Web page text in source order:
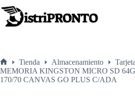
al
contenido
Inicio
Tienda Almacenamiento
MEMORIA KINGSTON MICRO SD
170/70 CANVAS GO PLUS C/ADA